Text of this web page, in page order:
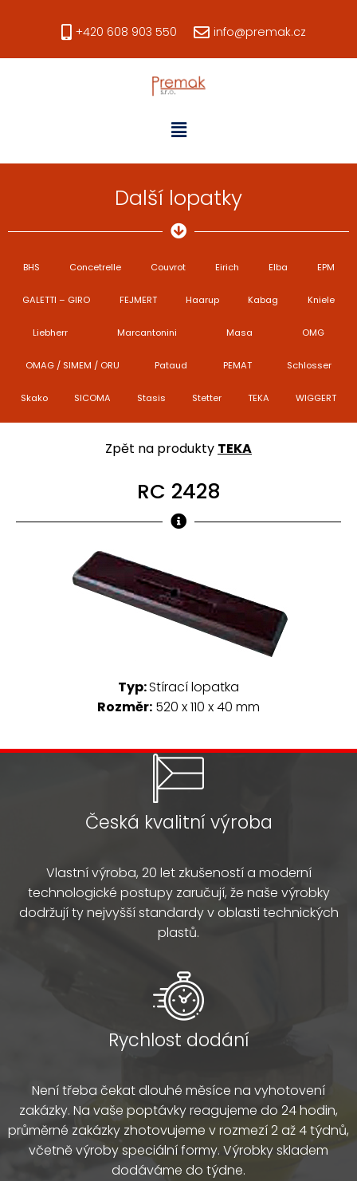
+420 608 903 550 info@premak.cz
Další lopatky
BHS Concetrelle Couvrot Eirich Elba EPM
GALETTI – GIRO FEJMERT Haarup Kabag Kniele
Liebherr Marcantonini Masa OMG
OMAG / SIMEM / ORU Pataud PEMAT Schlosser
Skako SICOMA Stasis Stetter TEKA WIGGERT
Zpět na produkty TEKA
RC 2428
Typ:Stírací lopatka
Rozměr: 520 x 110 x 40 mm
Česká kvalitní výroba
Vlastní výroba, 20 let zkušeností a moderní
technologické postupy zaručují, že naše výrobky
dodržují ty nejvyšší standardy v oblasti technických
plastů.
Rychlost dodání
Není třeba čekat dlouhé měsíce na vyhotovení
zakázky. Na vaše poptávky reagujeme do 24 hodin,
průměrné zakázky zhotovujeme v rozmezí 2 až 4 týdnů,
včetně výroby speciální formy. Výrobky skladem
dodáváme do týdne.